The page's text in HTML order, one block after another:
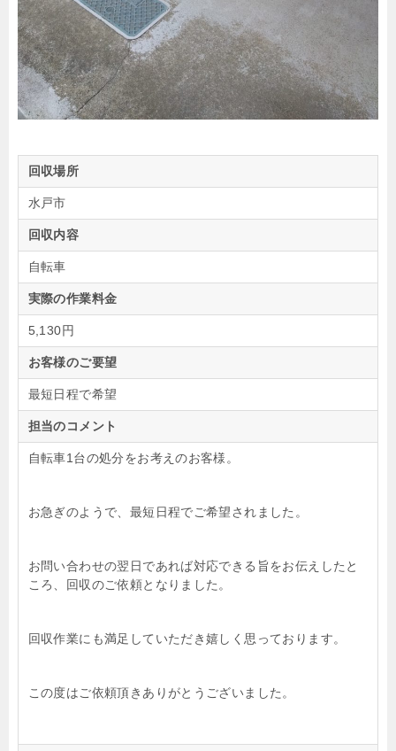
回収場所
水戸市
回収内容
自転車
実際の作業料金
5,130円
お客様のご要望
最短日程で希望
担当のコメント
自転車1台の処分をお考えのお客様。
お急ぎのようで、最短日程でご希望されました。
お問い合わせの翌日であれば対応できる旨をお伝えしたと
ころ、回収のご依頼となりました。
回収作業にも満足していただき嬉しく思っております。
この度はご依頼頂きありがとうございました。